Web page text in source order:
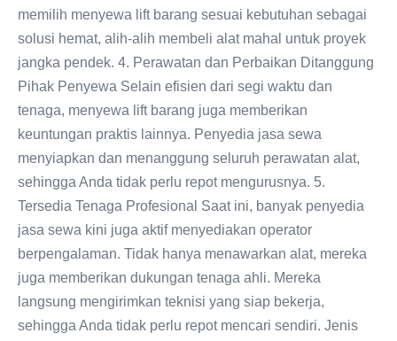
memilih menyewa lift barang sesuai kebutuhan sebagai
solusi hemat, alih-alih membeli alat mahal untuk proyek
jangka pendek. 4. Perawatan dan Perbaikan Ditanggung
Pihak Penyewa Selain efisien dari segi waktu dan
tenaga, menyewa lift barang juga memberikan
keuntungan praktis lainnya. Penyedia jasa sewa
menyiapkan dan menanggung seluruh perawatan alat,
sehingga Anda tidak perlu repot mengurusnya. 5.
Tersedia Tenaga Profesional Saat ini, banyak penyedia
jasa sewa kini juga aktif menyediakan operator
berpengalaman. Tidak hanya menawarkan alat, mereka
juga memberikan dukungan tenaga ahli. Mereka
langsung mengirimkan teknisi yang siap bekerja,
sehingga Anda tidak perlu repot mencari sendiri. Jenis